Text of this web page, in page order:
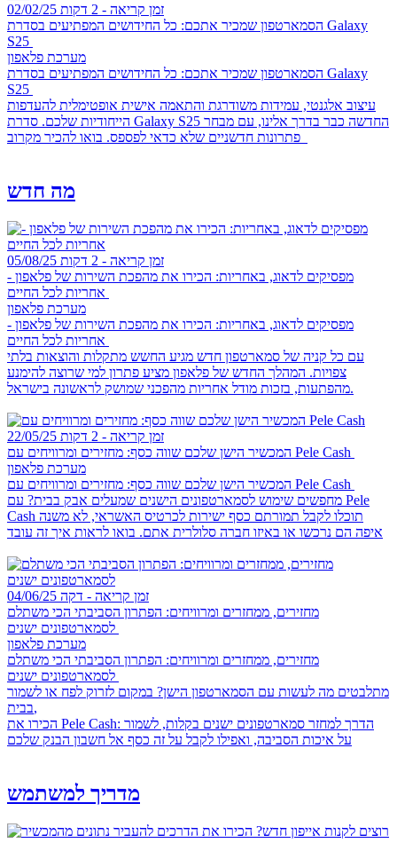
02/02/25
זמן קריאה - 2 דקות
הסמארטפון שמכיר אתכם: כל החידושים המפתיעים בסדרת Galaxy
S25
מערכת פלאפון
הסמארטפון שמכיר אתכם: כל החידושים המפתיעים בסדרת Galaxy
S25
עיצוב אלגנטי, עמידות משודרגת והתאמה אישית אופטימלית להעדפות
הייחודיות שלכם. סדרת Galaxy S25 החדשה כבר בדרך אלינו, עם מבחר
מה חדש
05/08/25
זמן קריאה - 2 דקות
מפסיקים לדאוג, באחריות: הכירו את מהפכת השירות של פלאפון -
מערכת פלאפון
מפסיקים לדאוג, באחריות: הכירו את מהפכת השירות של פלאפון -
עם כל קניה של סמארטפון חדש מגיע החשש מתקלות והוצאות בלתי
צפויות. המהלך החדש של פלאפון מציע פתרון למי שרוצה להימנע
מהפתעות, בזכות מודל אחריות מהפכני שמושק לראשונה בישראל.
22/05/25
זמן קריאה - 2 דקות
המכשיר הישן שלכם שווה כסף: מחזירים ומרוויחים עם Pele Cash
מערכת פלאפון
המכשיר הישן שלכם שווה כסף: מחזירים ומרוויחים עם Pele Cash
מחפשים שימוש לסמארטפונים הישנים שמעלים אבק בבית? עם Pele
Cash תוכלו לקבל תמורתם כסף ישירות לכרטיס האשראי, לא משנה
איפה הם נרכשו או באיזו חברה סלולרית אתם. בואו לראות איך זה עובד
04/06/25 זמן קריאה - דקה
מחזירים, ממחזרים ומרוויחים: הפתרון הסביבתי הכי משתלם
מערכת פלאפון
מחזירים, ממחזרים ומרוויחים: הפתרון הסביבתי הכי משתלם
מתלבטים מה לעשות עם הסמארטפון הישן? במקום לזרוק לפח או לשמור
בבית,
הכירו את Pele Cash: הדרך למחזר סמארטפונים ישנים בקלות, לשמור
על איכות הסביבה, ואפילו לקבל על זה כסף אל חשבון הבנק שלכם
מדריך למשתמש